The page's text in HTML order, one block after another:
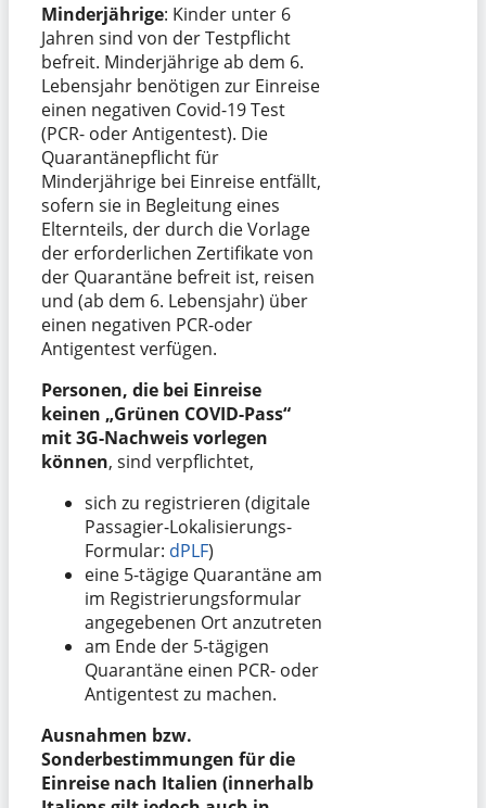
Minderjährige: Kinder unter 6
Jahren sind von der Testpflicht
befreit. Minderjährige ab dem 6.
Lebensjahr benötigen zur Einreise
einen negativen Covid-19 Test
(PCR- oder Antigentest). Die
Quarantänepflicht für
Minderjährige bei Einreise entfällt,
sofern sie in Begleitung eines
Elternteils, der durch die Vorlage
der erforderlichen Zertifikate von
der Quarantäne befreit ist, reisen
und (ab dem 6. Lebensjahr) über
einen negativen PCR-oder
Antigentest verfügen.
Personen, die bei Einreise
keinen „Grünen COVID-Pass“
mit 3G-Nachweis vorlegen
können, sind verpflichtet,
sich zu registrieren (digitale
Passagier-Lokalisierungs-
Formular: dPLF)
eine 5-tägige Quarantäne am
im Registrierungsformular
angegebenen Ort anzutreten
am Ende der 5-tägigen
Quarantäne einen PCR- oder
Antigentest zu machen.
Ausnahmen bzw.
Sonderbestimmungen für die
Einreise nach Italien (innerhalb